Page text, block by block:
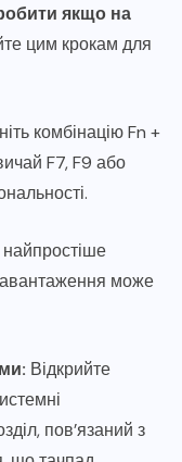
якщо на
цим крокам для
комбінацію Fn +
F7, F9 або
може
Відкрийте
пов’язаний з